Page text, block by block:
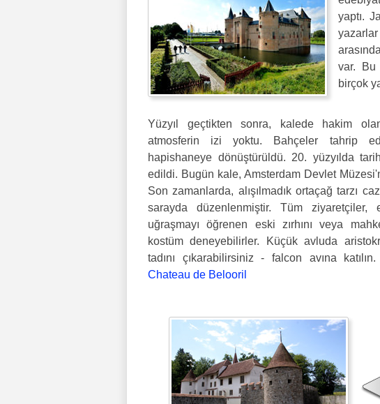
yaptı.
var. Bu
birçok
Yüzyıl geçtikten sonra, kalede hakim
atmosferin izi yoktu. Bahçeler tahrip
hapishaneye dönüştürüldü. 20. yüzyılda
edildi. Bugün kale, Amsterdam Devlet
Son zamanlarda, alışılmadık ortaçağ tarzı
sarayda düzenlenmiştir. Tüm ziyaretçiler,
uğraşmayı öğrenen eski zırhını veya
kostüm deneyebilirler. Küçük avluda
tadını çıkarabilirsiniz - falcon avına katılın.
Chateau de Belooril